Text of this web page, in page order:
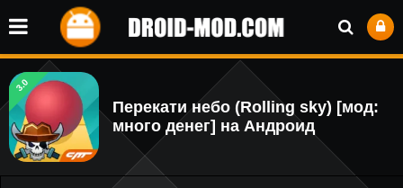
3.0
Перекати небо (Rolling sky) [мод:
много денег] на Андроид